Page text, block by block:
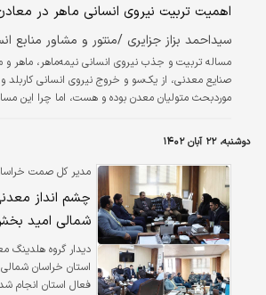
اهمیت تربیت نیروی انسانی ماهر در
سید‌احمد بزاز جزایری /منتور و مشاور منابع
مساله تربیت و جذب نیروی انسانی نیمه‌‌‌‌ماهر،
صنایع معدنی، از یک‌سو و خروج نیروی انسانی
موردبحث متولیان معدن بوده و هست، اما چرا این
دانشی، حرفه‌‌‌‌ای و مجرب نیاز دارند، ‌‌‌‌اما نتوانسته‌اند
را جذب و به‌کار گیرند.
دوشنبه، ۲۲ آبان ۱۴۰۲
مدیر کل صمت
چشم انداز
شمالی امید
دیدار گروه هلدینگ
استان خراسان شمالی
فعال استان انجام